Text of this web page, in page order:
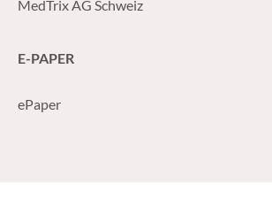
MedTrix AG Schweiz
E-PAPER
ePaper